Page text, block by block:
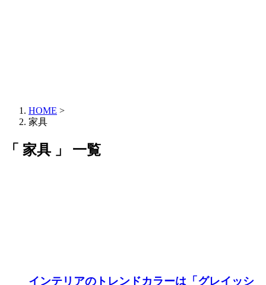
HOME >
家具
「 家具 」 一覧
インテリアのトレンドカラーは「グレイッシ